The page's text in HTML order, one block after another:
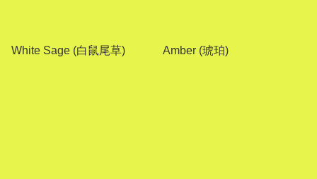
White Sage (白鼠尾草) Amber (琥珀)